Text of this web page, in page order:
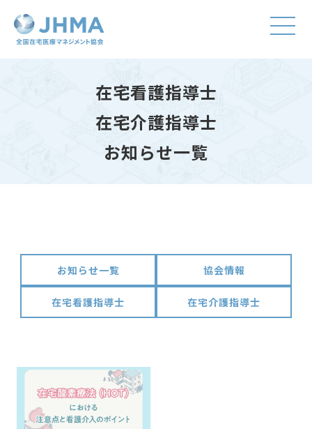
在宅看護指導士
在宅介護指導士
お知らせ一覧
お知らせ一覧 協会情報
在宅看護指導士 在宅介護指導士